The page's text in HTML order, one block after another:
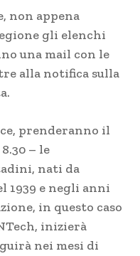
non appena
gli elenchi
una mail con le
alla notifica sulla
prenderanno il
– le
nati da
1939 e negli anni
in questo caso
inizierà
nei mesi di